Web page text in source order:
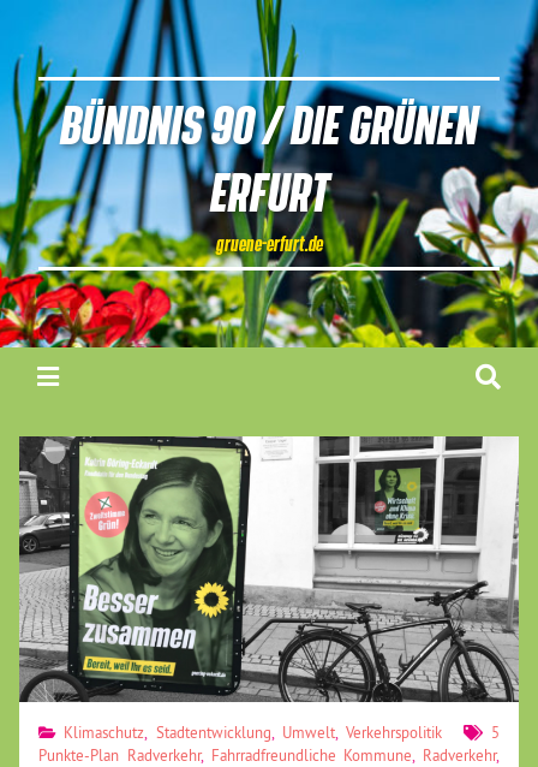
BÜNDNIS 90 / DIE GRÜNEN
ERFURT
gruene-erfurt.de
Klimaschutz, Stadtentwicklung, Umwelt,Verkehrspolitik
5
Punkte-Plan Radverkehr, Fahrradfreundliche Kommune, Radverkehr,